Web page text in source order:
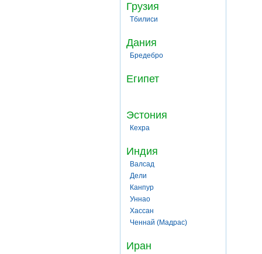
Грузия
Тбилиси
Дания
Бредебро
Египет
Эстония
Кехра
Индия
Валсад
Дели
Канпур
Уннао
Хассан
Ченнай (Мадрас)
Иран